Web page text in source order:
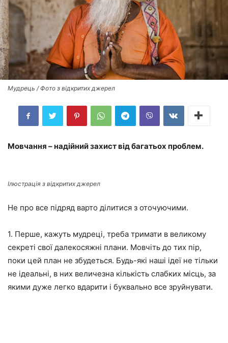
Мудрець / Фото з відкритих джерел
Мовчання – надійний захист від багатьох проблем.
Ілюстрація з відкритих джерел
Не про все підряд варто ділитися з оточуючими.
1. Перше, кажуть мудреці, треба тримати в великому
секреті свої далекосяжні плани. Мовчіть до тих пір,
поки цей план не збудеться. Будь-які наші ідеї не тільки
не ідеальні, в них величезна кількість слабких місць, за
якими дуже легко вдарити і буквально все зруйнувати.